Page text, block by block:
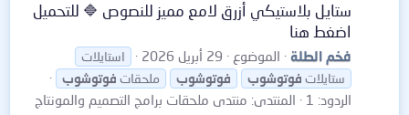
ستايل بلاستيكي أزرق لامع مميز للنصوص 🔷 للتحميل
اضغط هنا
فخم الطلة الموضوع 29 أبريل 2026
استايلات
ستايلات فوتوشوب فوتوشوب ملحقات فوتوشوب
الردود: 1 المنتدى: منتدى ملحقات برامج التصميم والمونتاج